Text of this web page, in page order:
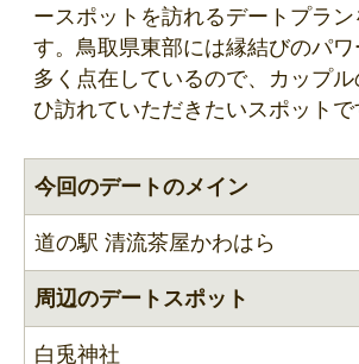
ースポットを訪れるデートプラン
す。鳥取県東部には縁結びのパ
多く点在しているので、カップ
ひ訪れていただきたいスポットで
今回のデートのメイン
道の駅 清流茶屋かわはら
周辺のデートスポット
白兎神社